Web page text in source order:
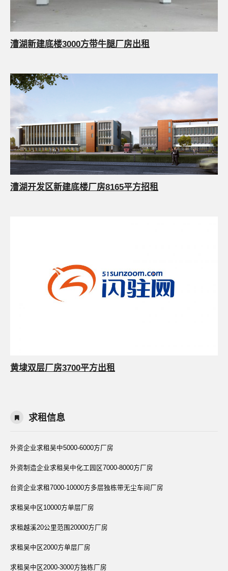
漕湖新建底楼3000方带牛腿厂房出租
漕湖开发区新建底楼厂房8165平方招租
黄埭双层厂房3700平方出租
求租信息
外资企业求租吴中5000-6000方厂房
外资制造企业求租吴中化工园区7000-8000方厂房
台资企业求租7000-10000方多层独栋带无尘车间厂房
求租吴中区10000方单层厂房
求租越溪20公里范围20000方厂房
求租吴中区2000方单层厂房
求租吴中区2000-3000方独栋厂房